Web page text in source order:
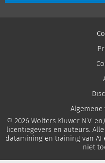
© 2026 Wolters Kluwer N.V.
licentiegevers en auteurs.
datamining en training van
niet